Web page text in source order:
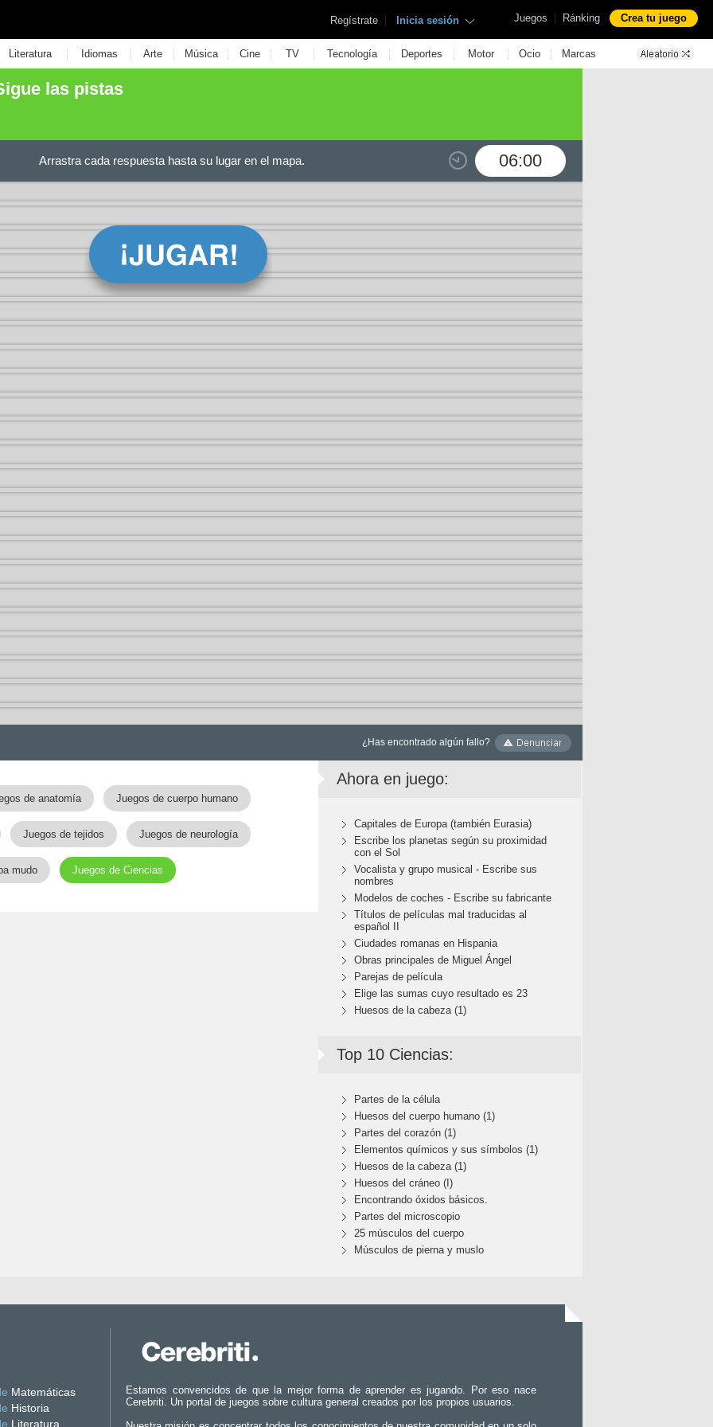
Juegos | Ránking Crea tu juego
Regístrate | Inicia sesión
Literatura | Idiomas | Arte | Música | Cine | TV | Tecnología | Deportes | Motor | Ocio | Marcas
las pistas
06:00
Arrastra cada respuesta hasta su lugar en el mapa.
¿Has encontrado algún fallo?
de anatomía Juegos de cuerpo humano
Juegos de tejidos Juegos de neurología
mudo Juegos de Ciencias
Ahora en juego:
Capitales de Europa (también Eurasia)
Escribe los planetas según su proximidad
con el Sol
Vocalista y grupo musical - Escribe sus
nombres
Modelos de coches - Escribe su fabricante
Títulos de películas mal traducidas al
español II
Ciudades romanas en Hispania
Obras principales de Miguel Ángel
Parejas de película
Elige las sumas cuyo resultado es 23
Huesos de la cabeza (1)
Top 10 Ciencias:
Partes de la célula
Huesos del cuerpo humano (1)
Partes del corazón (1)
Elementos químicos y sus símbolos (1)
Huesos de la cabeza (1)
Huesos del cráneo (I)
Encontrando óxidos básicos.
Partes del microscopio
25 músculos del cuerpo
Músculos de pierna y muslo
Matemáticas
Historia
Literatura
Estamos convencidos de que la mejor forma de aprender es jugando. Por eso nace
Cerebriti. Un portal de juegos sobre cultura general creados por los propios usuarios.